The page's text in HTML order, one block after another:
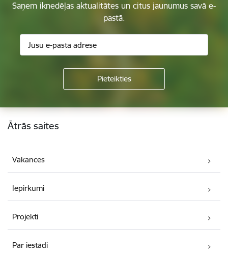
Saņem iknedēļas aktualitātes un citus jaunumus savā e-
pastā.
Kājene
Ātrās saites
Vakances
Iepirkumi
Projekti
Par iestādi